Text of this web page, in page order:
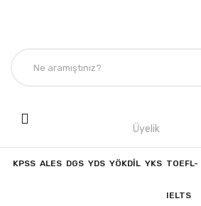
Üyelik
KPSS ALES DGS YDS YÖKDİL YKS TOEFL-
IELTS